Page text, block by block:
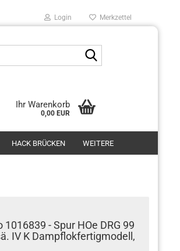
Login Merkzettel
Ihr Warenkorb
0,00 EUR
HACK BRÜCKEN WEITERE
1016839 - Spur HOe DRG 99
IV K Dampflokfertigmodell,